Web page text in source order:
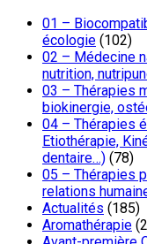
01 –
écologie (102)
02 – Médecine
nutrition,
03 – Thérapies
biokinergie,
04 – Thérapies
Etiothérapie,
dentaire…) (78)
05 – Thérapies
relations
Actualités (185)
Aromathérapie